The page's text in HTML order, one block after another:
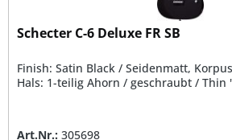
Schecter C-6 Deluxe FR SB
Finish: Satin Black / Seidenmatt,
Hals: 1-teilig Ahorn / geschraubt / Thin
Art.Nr.: 305698